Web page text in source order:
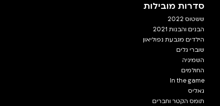
סדרות מובילות
ששטוס 2022
הבנים והבנות 2021
הילדים מגבעת נפוליאון
שוברי גלים
השמיניה
החולמים
In the game
גאליס
תומס הקטר וחברים